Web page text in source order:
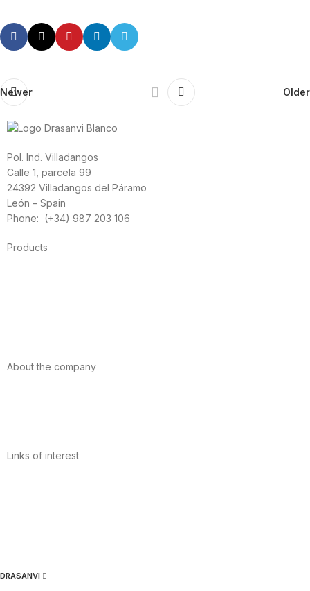
Newer Older
Pol. Ind. Villadangos
Calle 1, parcela 99
24392 Villadangos del Páramo
León – Spain
Phone: (+34) 987 203 106
Products
About the company
Links of interest
DRASANVI